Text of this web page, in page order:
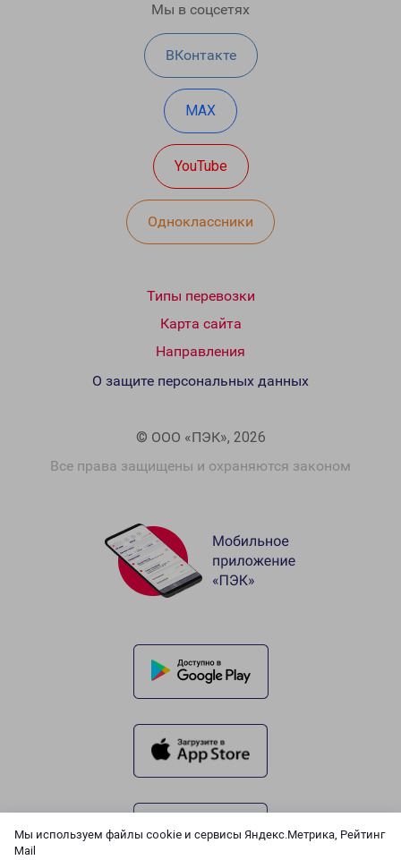
Мы используем файлы cookie и сервисы Яндекс.Метрика, Рейтинг
Mail
Мы в соцсетях
ВКонтакте
MAX
YouTube
Одноклассники
Типы перевозки
Карта сайта
Направления
© ООО «ПЭК», 2026
Все права защищены и охраняются законом
О защите персональных данных